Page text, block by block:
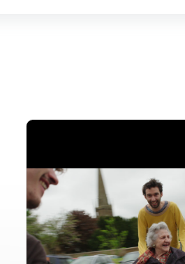
分級: 普遍級
片長: 93 min
發音:
發行: 2017-01
導演: 巴林特・瑞斐斯